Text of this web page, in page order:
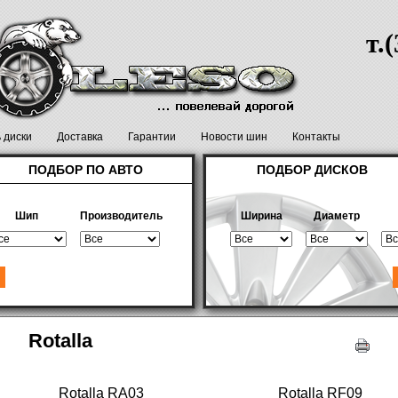
диски Доставка Гарантии Новости шин Контакты
ПОДБОР ПО АВТО
Шип Производитель
ПОДБОР ДИСКОВ
Ширина Диаметр
Rotalla
Rotalla RA03 Rotalla RF09